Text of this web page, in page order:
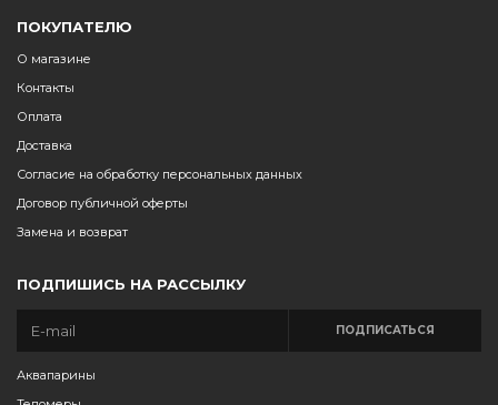
ПОКУПАТЕЛЮ
О магазине
Контакты
Оплата
Доставка
Согласие на обработку персональных данных
Договор публичной оферты
Замена и возврат
ПОДПИШИСЬ НА РАССЫЛКУ
ПОДПИСАТЬСЯ
Аквапарины